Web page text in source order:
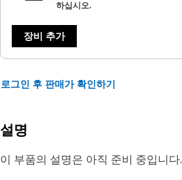
하십시오.
장비 추가
로그인 후 판매가 확인하기
설명
이 부품의 설명은 아직 준비 중입니다.